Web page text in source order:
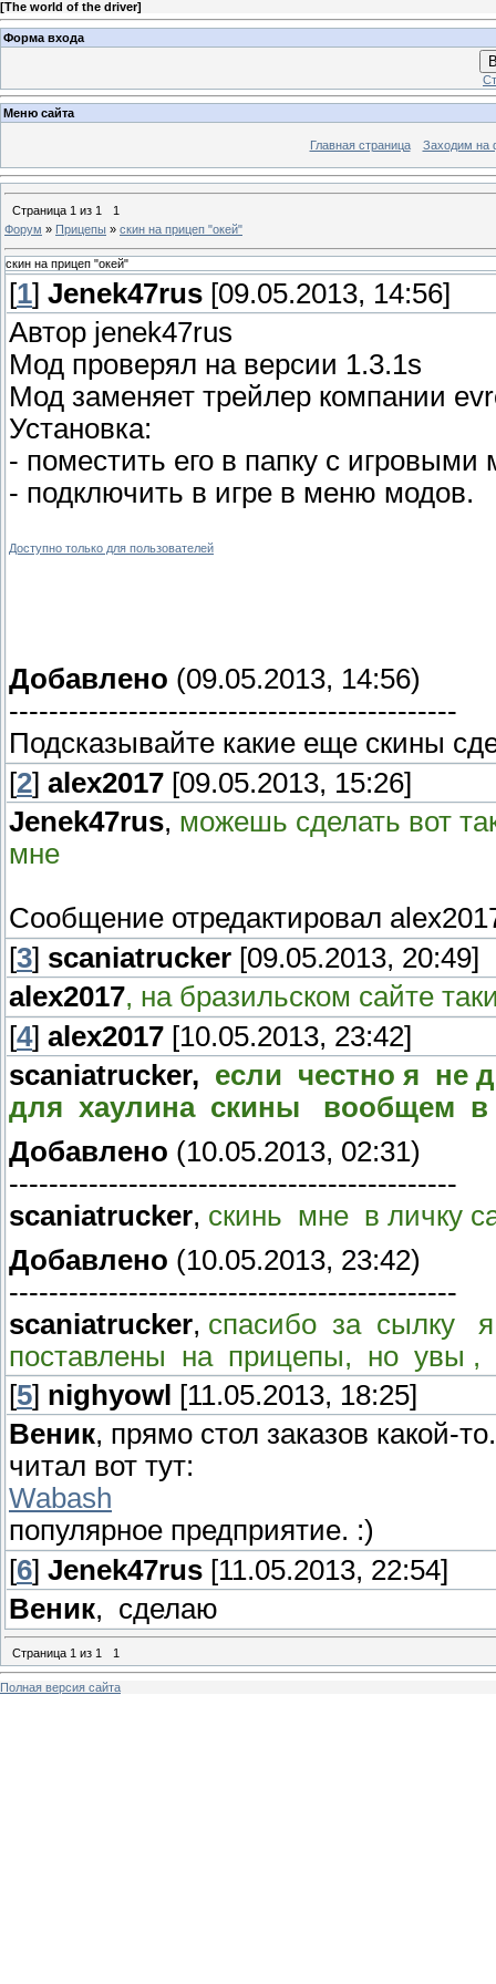
[The world of the driver]
Форма входа
Меню сайта
Главная страница Заходим на
Страница 1 из 1
1
Форум » Прицепы » скин на прицеп "окей"
скин на прицеп "окей"
[1] Jenek47rus [09.05.2013, 14:56]
Автор jenek47rus
Мод проверял на версии 1.3.1s
Мод заменяет трейлер компании
Установка:
- поместить его в папку с
- подключить в игре в меню модов.
Доступно только для пользователей
Добавлено (09.05.2013, 14:56)
---------------------------------------------
Подсказывайте какие еще скины
[2] alex2017 [09.05.2013, 15:26]
Jenek47rus, можешь сделать вот
мне
Сообщение отредактировал
[3] scaniatrucker [09.05.2013, 20:49]
alex2017, на бразильском сайте
[4] alex2017 [10.05.2013, 23:42]
scaniatrucker, если честно я не
для хаулина скины вообщем
Добавлено (10.05.2013, 02:31)
---------------------------------------------
scaniatrucker, скинь мне в личку
Добавлено (10.05.2013, 23:42)
---------------------------------------------
scaniatrucker, спасибо за
поставлены на прицепы, но увы ,
[5] nighyowl
[11.05.2013, 18:25]
Веник, прямо стол заказов какой-
читал вот тут:
Wabash
популярное предприятие. :)
[6] Jenek47rus [11.05.2013, 22:54]
Веник, сделаю
Страница 1 из 1 1
Полная версия сайта